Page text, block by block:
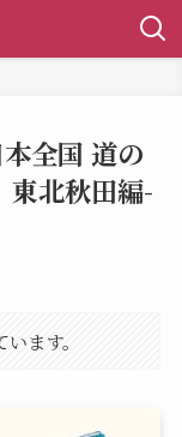
全国 道の
東北秋田編-
ます。